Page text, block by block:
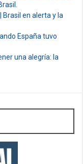
Brasil en alerta y la
España tuvo
una alegría: la